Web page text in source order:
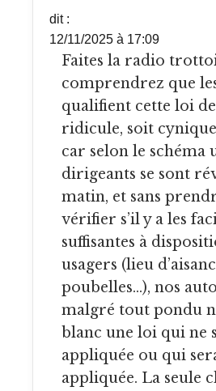
dit :
12/11/2025 à 17:09
Faites la radio trottoir et vous
comprendrez que
qualifient cette loi
ridicule, soit
car selon le schéma
dirigeants se sont
matin, et sans
vérifier s’il y a les
suffisantes à
usagers (lieu
poubelles…), nos
malgré tout pondu
blanc une loi qui ne
appliquée ou qui
appliquée. La seule